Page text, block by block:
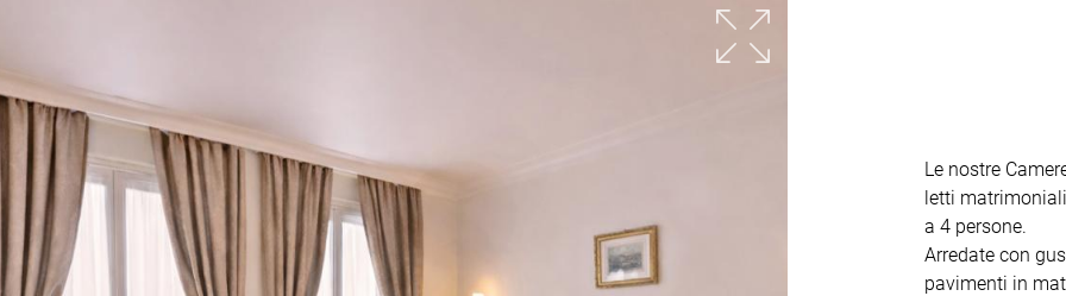
Le nostre
letti
a 4 persone.
Arredate con
pavimenti in